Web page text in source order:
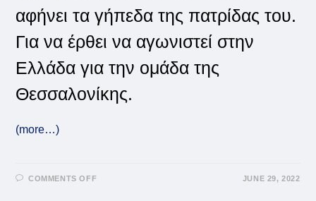
αφήνει τα γήπεδα της πατρίδας του.
Για να έρθει να αγωνιστεί στην
Ελλάδα για την ομάδα της
Θεσσαλονίκης.
(more…)
COMMENTS OFF JUNE 29, 2022